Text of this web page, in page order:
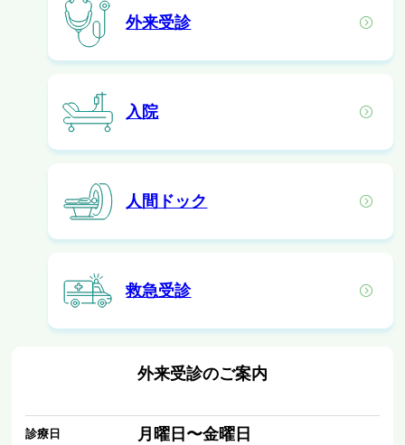
外来受診
入院
人間ドック
救急受診
外来受診のご案内
診療日 月曜日〜金曜日